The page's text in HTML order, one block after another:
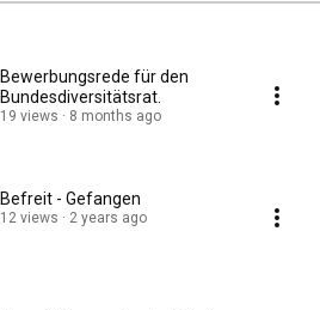
Bewerbungsrede für den
Bundesdiversitätsrat.
19 views 8 months ago
Befreit - Gefangen
12 views 2 years ago